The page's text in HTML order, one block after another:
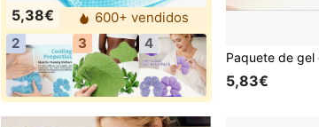
5,38€
600+ vendidos
2
3 4
5,83€